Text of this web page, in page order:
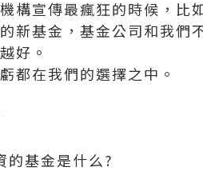
構宣傳最瘋狂的時候，比
新基金，基金公司和我們
好。
都在我們的選擇之中。
的基金是什么?